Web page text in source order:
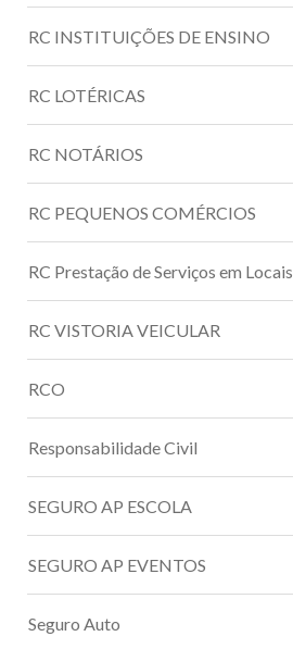
RC INSTITUIÇÕES DE ENSINO
RC LOTÉRICAS
RC NOTÁRIOS
RC PEQUENOS COMÉRCIOS
RC Prestação de Serviços em Locais
RC VISTORIA VEICULAR
RCO
Responsabilidade Civil
SEGURO AP ESCOLA
SEGURO AP EVENTOS
Seguro Auto